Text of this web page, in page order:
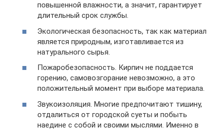
повышенной влажности, а значит, гарантирует
длительный срок службы.
Экологическая безопасность, так как материал
является природным, изготавливается из
натурального сырья.
Пожаробезопасность. Кирпич не поддается
горению, самовозгорание невозможно, а это
положительный момент при выборе материала.
Звукоизоляция. Многие предпочитают тишину,
отдалиться от городской суеты и побыть
наедине с собой и своими мыслями. Именно в